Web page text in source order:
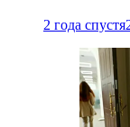
2 года спустя